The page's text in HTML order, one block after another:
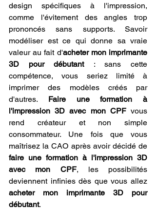
design spécifiques à l'impression,
comme l'évitement des angles trop
prononcés sans supports. Savoir
modéliser est ce qui donne sa vraie
valeur au fait d'acheter mon imprimante
3D pour débutant : sans cette
compétence, vous seriez limité à
imprimer des modèles créés par
d'autres. Faire une formation à
l'impression 3D avec mon CPF vous
rend créateur et non simple
consommateur. Une fois que vous
faire une formation à l'impression 3D
avec mon CPF, les possibilités
acheter mon imprimante 3D pour
débutant.